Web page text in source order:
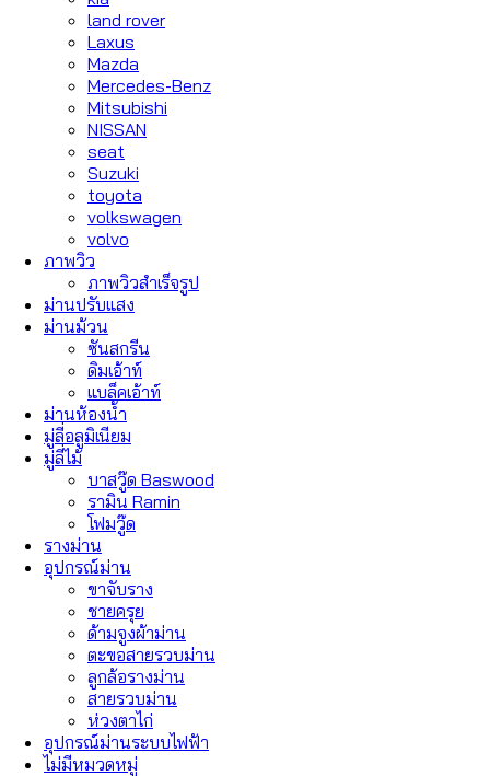
land rover
Laxus
Mazda
Mercedes-Benz
Mitsubishi
NISSAN
seat
Suzuki
toyota
volkswagen
volvo
ภาพวิว
ภาพวิวสำเร็จรูป
ม่านปรับแสง
ม่านม้วน
ซันสกรีน
ดิมเอ้าท์
แบล็คเอ้าท์
ม่านห้องน้ำ
มู่ลี่อลูมิเนียม
มู่ลี่ไม้
บาสวู๊ด Baswood
รามิน Ramin
โฟมวู๊ด
รางม่าน
อุปกรณ์ม่าน
ขาจับราง
ชายครุย
ด้ามจูงผ้าม่าน
ตะขอสายรวบม่าน
ลูกล้อรางม่าน
สายรวบม่าน
ห่วงตาไก่
อุปกรณ์ม่านระบบไฟฟ้า
ไม่มีหมวดหมู่